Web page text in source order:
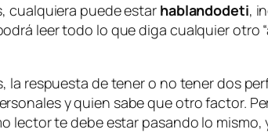
cualquiera puede estar hablandodeti,
leer todo lo que diga cualquier
la respuesta de tener o no tener dos
y quien sabe que otro factor.
lector te debe estar pasando lo